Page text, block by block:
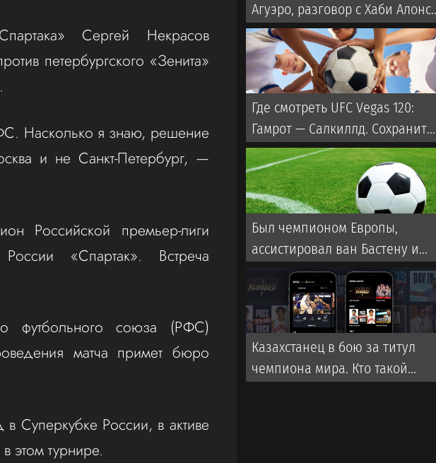
Сергей Некрасов
петербургского «Зенита»
Насколько я знаю, решение
и не Санкт‑Петербург, —
Российской премьер-лиги
«Спартак». Встреча
футбольного союза (РФС)
матча примет бюро
Суперкубке России, в активе
этом турнире.
Агуэро, разговор с Хаби
лучший друг в Челси
Где смотреть UFC Vegas 120:
Гамрот — Салкиллд. Сохранит
ли казахстанец Дияр
место в UFC?
Был чемпионом Европы,
ассистировал ван Бастену и
провалился с Арменией. Кто
стал новым тренером сборной
Казахстана
Казахстанец в бою за титул
чемпиона мира. Кто такой